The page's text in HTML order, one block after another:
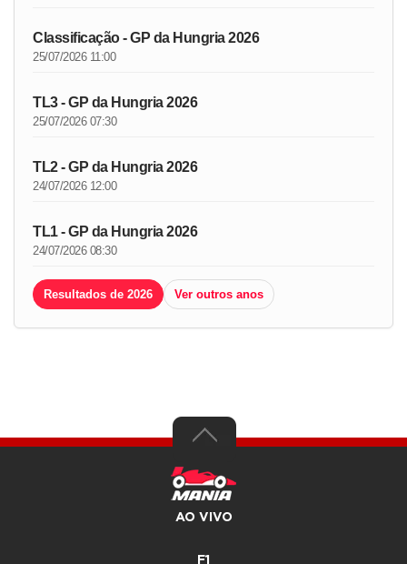
Classificação - GP da Hungria 2026
25/07/2026 11:00
TL3 - GP da Hungria 2026
25/07/2026 07:30
TL2 - GP da Hungria 2026
24/07/2026 12:00
TL1 - GP da Hungria 2026
24/07/2026 08:30
Resultados de 2026 Ver outros anos
AO VIVO
F1